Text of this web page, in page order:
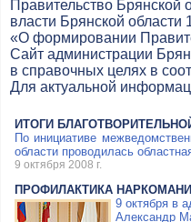
Правительство Брянской
власти Брянской области
«О формировании
Cайт администрации
в справочных целях в
Для актуальной
ИТОГИ
По инициативе
области проводилась
9 октября 2008 г.
ПРОФИЛАКТИКА
9 октября в
Александр